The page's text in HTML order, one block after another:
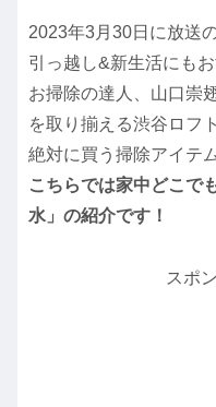
2023年3月30日に放送
引っ越し&新生活にもお
お掃除の達人、山口崇
を取り揃える渋谷ロフ
絶対に買う掃除アイテ
こちらでは家中どこで
水」の紹介です！
スポ